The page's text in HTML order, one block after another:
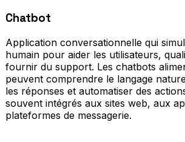
Chatbot
Application conversationnelle qui
humain pour aider les utilisateurs,
fournir du support. Les chatbots
peuvent comprendre le langage
les réponses et automatiser des
souvent intégrés aux sites web, aux
plateformes de messagerie.